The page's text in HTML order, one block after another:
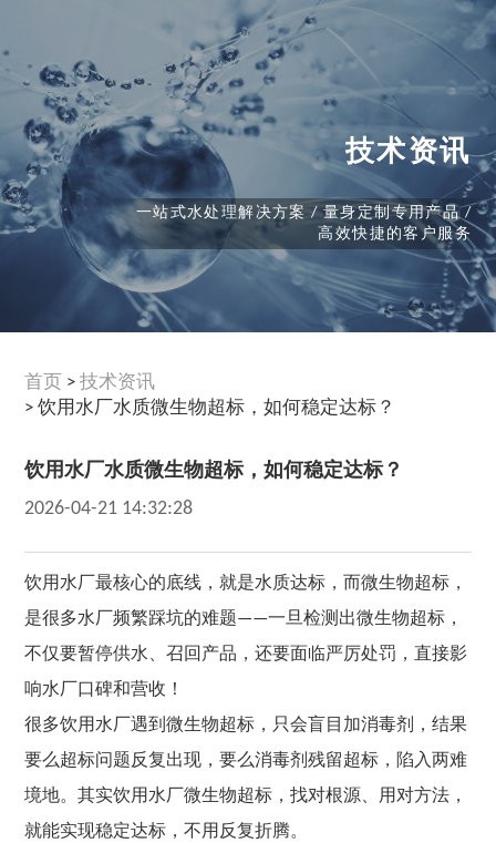
技术资讯
一站式水处理解决方案 / 量身定制专用产品 /
高效快捷的客户服务
首页 > 技术资讯
> 饮用水厂水质微生物超标，如何稳定达标？
饮用水厂水质微生物超标，如何稳定达标？
2026-04-21 14:32:28
饮用水厂最核心的底线，就是水质达标，而微生物超标，
是很多水厂频繁踩坑的难题——一旦检测出微生物超标，
不仅要暂停供水、召回产品，还要面临严厉处罚，直接影
响水厂口碑和营收！
很多饮用水厂遇到微生物超标，只会盲目加消毒剂，结果
要么超标问题反复出现，要么消毒剂残留超标，陷入两难
境地。其实饮用水厂微生物超标，找对根源、用对方法，
就能实现稳定达标，不用反复折腾。